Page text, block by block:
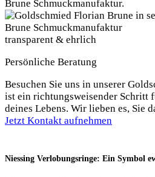
transparent & ehrlich
Persönliche Beratung
Besuchen Sie uns in unserer
ist ein richtungsweisender Schritt
deines Lebens. Wir lieben es, Sie
Jetzt Kontakt aufnehmen
Niessing Verlobungsringe: Ein Symbol